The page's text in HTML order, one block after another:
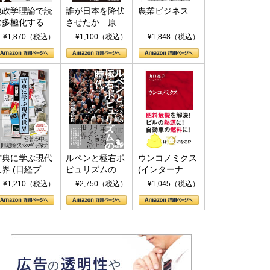
政学理論で読
多極化する世
トランプと
¥1,870（税込）
誰が日本を降伏
させたか 原爆
投下、ソ連参
(PHP新書)
¥1,100（税込）
農業ビジネス
¥1,848（税込）
典に学ぶ現代
界 (日経プレ
アシリーズ)
¥1,210（税込）
ルペンと極右ポ
ピュリズムの時
代：〈ヤヌス〉
¥2,750（税込）
ウンコノミクス
(インターナシ
ョナル新書)
¥1,045（税込）